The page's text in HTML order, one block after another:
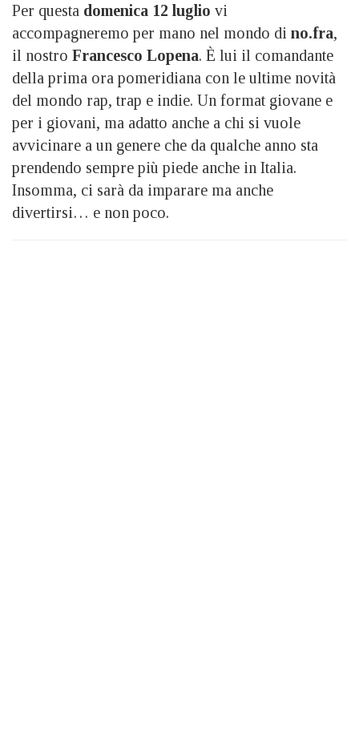
Per questa domenica 12 luglio vi
accompagneremo per mano nel mondo di no.fra,
il nostro Francesco Lopena. È lui il comandante
della prima ora pomeridiana con le ultime novità
del mondo rap, trap e indie. Un format giovane e
per i giovani, ma adatto anche a chi si vuole
avvicinare a un genere che da qualche anno sta
prendendo sempre più piede anche in Italia.
Insomma, ci sarà da imparare ma anche
divertirsi… e non poco.